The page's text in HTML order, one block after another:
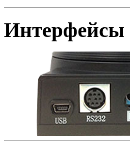
Интерфейсы